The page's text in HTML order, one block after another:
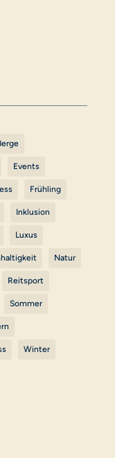
Events
Frühling
Inklusion
Luxus
Natur
Reitsport
Sommer
Winter